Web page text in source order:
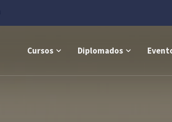
Cursos Diplomados